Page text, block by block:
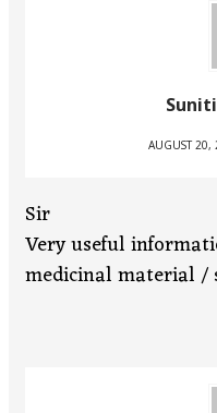
AUGUST 20,
Sir
Very useful
medicinal material /